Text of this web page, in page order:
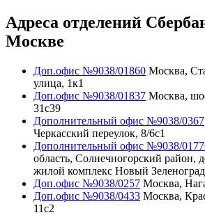
Адреса отделений
Москве
Доп.офис №9038/01860 Москва,
улица, 1к1
Доп.офис №9038/01837 Москва,
31с39
Дополнительный офис №9038/0367
Черкасский переулок, 8/6с1
Дополнительный офис №9038/
область, Солнечногорский район,
жилой комплекс Новый Зеленоград
Доп.офис №9038/0257 Москва,
Доп.офис №9038/0433 Москва,
11с2